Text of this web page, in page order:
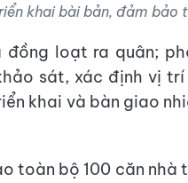
khai bài bản, đảm bảo
đồng loạt ra quân;
sát, xác định vị
khai và bàn giao
toàn bộ 100 căn nhà